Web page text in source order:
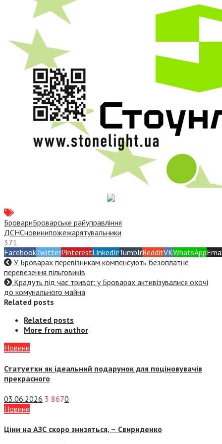
БровариБроварське райуправління
ДСНСновинипожежарятувальники
371
FacebookTwitterPinterestLinkedInTumblrRedditVKWhatsApp
У Броварах перевізникам компенсують безоплатне
перевезення пільговиків
Крадуть під час тривог: у Броварах активізувалися охочі
до комунального майна
Related posts
Related posts
More from author
Новини
Статуетки як ідеальний подарунок для поціновувачів
прекрасного
03.06.2026 3 8670
Новини
Ціни на АЗС скоро знизяться, – Свириденко